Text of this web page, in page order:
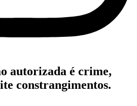
autorizada é crime,
constrangimentos.